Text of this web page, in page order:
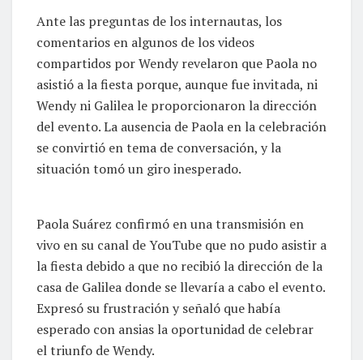
Ante las preguntas de los internautas, los
comentarios en algunos de los videos
compartidos por Wendy revelaron que Paola no
asistió a la fiesta porque, aunque fue invitada, ni
Wendy ni Galilea le proporcionaron la dirección
del evento. La ausencia de Paola en la celebración
se convirtió en tema de conversación, y la
situación tomó un giro inesperado.
Paola Suárez confirmó en una transmisión en
vivo en su canal de YouTube que no pudo asistir a
la fiesta debido a que no recibió la dirección de la
casa de Galilea donde se llevaría a cabo el evento.
Expresó su frustración y señaló que había
esperado con ansias la oportunidad de celebrar
el triunfo de Wendy.